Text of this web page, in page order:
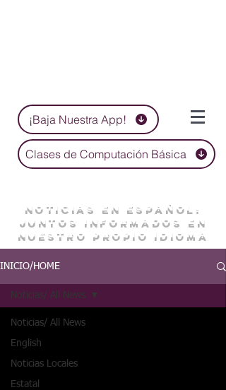
¡Baja Nuestra App!
Clases de Computación Básica
NOTICIAS EN ESPAÑOL:
JUNTOS INFORMADOS EN
NUESTRO PROPIO IDIOMA
INICIO/HOME
Noticias/ All News
English
Noticias Locales
Estatal
Noticias/ All News